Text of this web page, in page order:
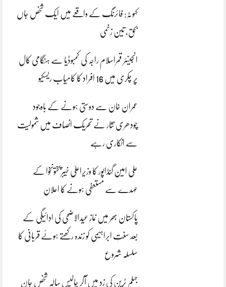
کہوٹہ: فائرنگ کے واقعے میں ایک شخص جاں
بحق، تین زخمی
انجینئر قمراسلام راجہ کی کمبوڈیا سے ہنگامی کال
پر چکری میں 16 افراد کا کامیاب ریسکیو
عمران خان سے دوستی ہونے کے باوجود
چودھری نثار نے تحریک انصاف میں شمولیت
سے انکاری رہے
علی امین گنڈاپور کا وزیراعلیٰ خیبرپختونخوا کے
عہدے سے مستعفی ہونے کا اعلان
پاکستان بھر میں نمازِ عیدالاضحی کی ادائیگی کے
بعد سنتِ ابراہیمی کو زندہ رکھتے ہوئے قربانی کا
سلسلہ شروع
جہلم ٹرین کی زد میں آکر چالیس سالہ شخص جان